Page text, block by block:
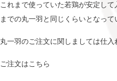
これまで使っていた若鶏が安定し
までの丸一羽と同じくらいとなって
丸一羽のご注文に関しましては仕
ご注文はこちら